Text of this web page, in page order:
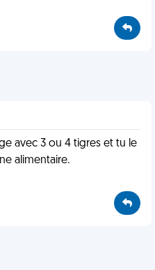
avec 3 ou 4 tigres et tu le
alimentaire.